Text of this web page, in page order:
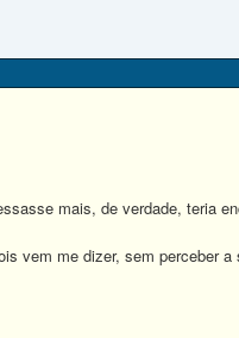
mais, de verdade, teria
vem me dizer, sem perceber a